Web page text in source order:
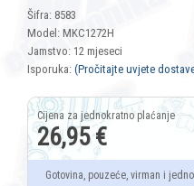
Šifra: 8583
Model: MKC1272H
Jamstvo: 12 mjeseci
Isporuka: (Pročitajte uvjete
26,95 €
Gotovina, pouzeće, virman i